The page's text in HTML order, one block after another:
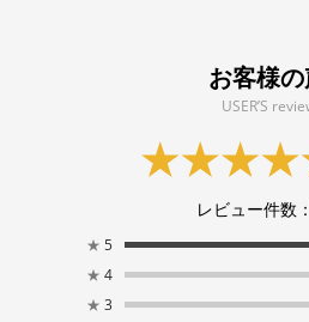
お客様
USER’S
レビュー件数：
★ 5
★ 4
★ 3